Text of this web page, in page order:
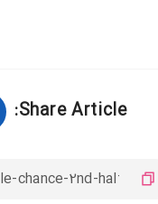
Share Article: